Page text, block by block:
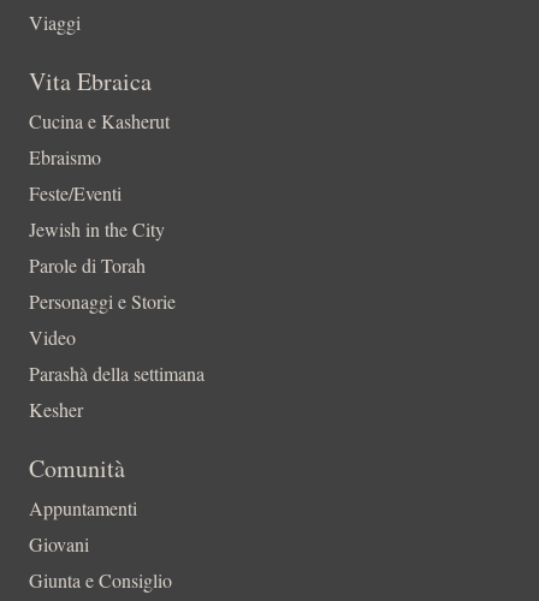
Viaggi
Vita Ebraica
Cucina e Kasherut
Ebraismo
Feste/Eventi
Jewish in the City
Parole di Torah
Personaggi e Storie
Video
Parashà della settimana
Kesher
Comunità
Appuntamenti
Giovani
Giunta e Consiglio